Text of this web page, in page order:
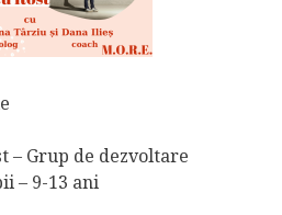
– Grup de dezvoltare
– 9-13 ani